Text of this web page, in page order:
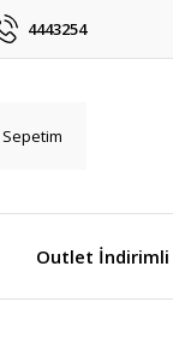
4443254
Sepetim
Outlet İndirimli